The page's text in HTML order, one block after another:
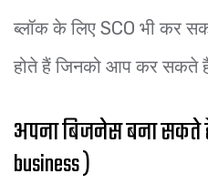
ब्लॉक के लिए SCO भी कर
होते हैं जिनको आप कर सकते
अपना बिजनेस बना सकते
business )